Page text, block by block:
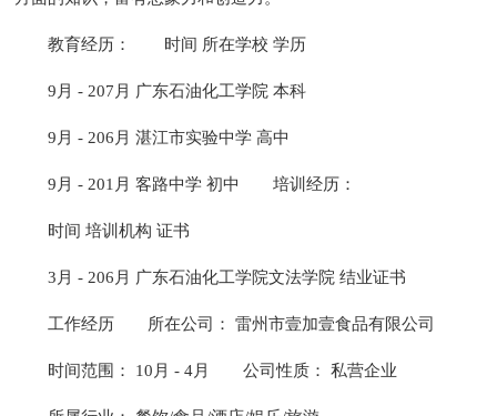
教育经历： 时间 所在学校 学历
9月 - 207月 广东石油化工学院 本科
9月 - 206月 湛江市实验中学 高中
9月 - 201月 客路中学 初中 培训经历：
时间 培训机构 证书
3月 - 206月 广东石油化工学院文法学院 结业证书
工作经历 所在公司： 雷州市壹加壹食品有限公司
时间范围： 10月 - 4月 公司性质： 私营企业